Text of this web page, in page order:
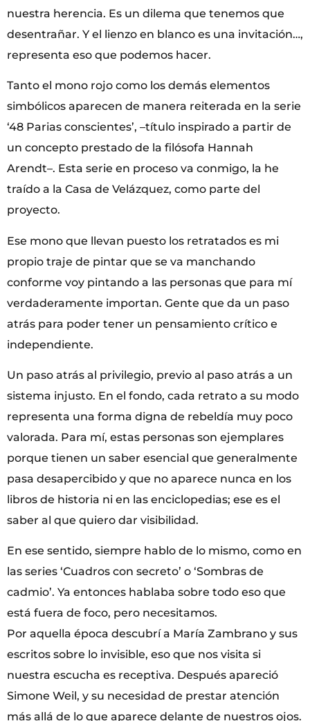
nuestra herencia. Es un dilema que tenemos que
desentrañar. Y el lienzo en blanco es una invitación…,
representa eso que podemos hacer.
Tanto el mono rojo como los demás elementos
simbólicos aparecen de manera reiterada en la serie
‘48 Parias conscientes’, –título inspirado a partir de
un concepto prestado de la filósofa Hannah
Arendt–. Esta serie en proceso va conmigo, la he
traído a la Casa de Velázquez, como parte del
proyecto.
Ese mono que llevan puesto los retratados es mi
propio traje de pintar que se va manchando
conforme voy pintando a las personas que para mí
verdaderamente importan. Gente que da un paso
atrás para poder tener un pensamiento crítico e
independiente.
Un paso atrás al privilegio, previo al paso atrás a un
sistema injusto. En el fondo, cada retrato a su modo
representa una forma digna de rebeldía muy poco
valorada. Para mí, estas personas son ejemplares
porque tienen un saber esencial que generalmente
pasa desapercibido y que no aparece nunca en los
libros de historia ni en las enciclopedias; ese es el
saber al que quiero dar visibilidad.
En ese sentido, siempre hablo de lo mismo, como en
las series ‘Cuadros con secreto’ o ‘Sombras de
cadmio’. Ya entonces hablaba sobre todo eso que
está fuera de foco, pero necesitamos.
Por aquella época descubrí a María Zambrano y sus
escritos sobre lo invisible, eso que nos visita si
nuestra escucha es receptiva. Después apareció
Simone Weil, y su necesidad de prestar atención
más allá de lo que aparece delante de nuestros ojos.